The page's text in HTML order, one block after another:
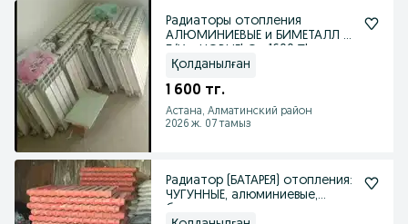
Радиаторы отопления
АЛЮМИНИЕВЫЕ и БИМЕТАЛЛ —
Қолданылған
1 600 тг.
Астана, Алматинский район
2026 ж. 07 тамыз
Радиатор (БАТАРЕЯ) отопления:
ЧУГУННЫЕ, алюминиевые,